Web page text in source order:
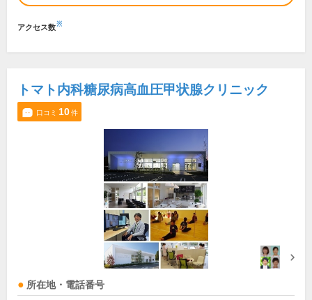
アクセス数※
トマト内科糖尿病高血圧甲状腺クリニック
口コミ 10件
所在地・電話番号